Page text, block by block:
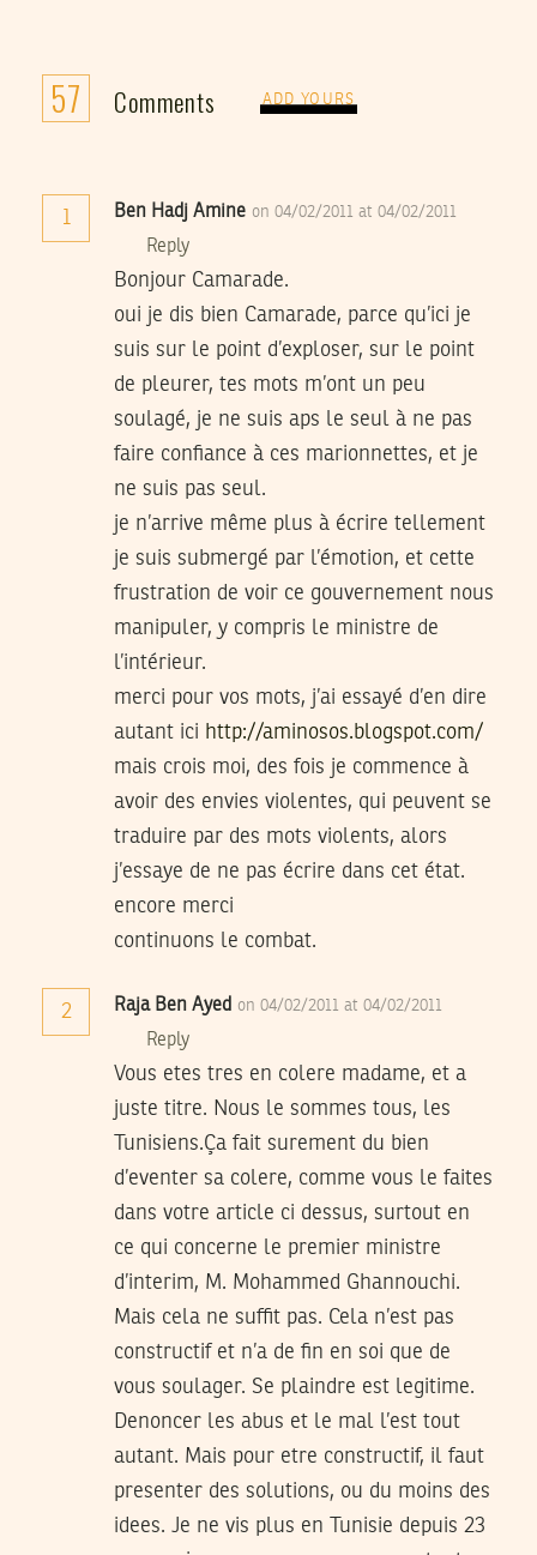
57 Comments ADD YOURS
1 Ben Hadj Amine on 04/02/2011 at 04/02/2011
Reply
Bonjour Camarade.
oui je dis bien Camarade, parce qu’ici je
suis sur le point d’exploser, sur le point
de pleurer, tes mots m’ont un peu
soulagé, je ne suis aps le seul à ne pas
faire confiance à ces marionnettes, et je
ne suis pas seul.
je n’arrive même plus à écrire tellement
je suis submergé par l’émotion, et cette
frustration de voir ce gouvernement nous
manipuler, y compris le ministre de
l’intérieur.
merci pour vos mots, j’ai essayé d’en dire
autant ici http://aminosos.blogspot.com/
mais crois moi, des fois je commence à
avoir des envies violentes, qui peuvent se
traduire par des mots violents, alors
j’essaye de ne pas écrire dans cet état.
encore merci
continuons le combat.
2 Raja Ben Ayed on 04/02/2011 at 04/02/2011
Reply
Vous etes tres en colere madame, et a
juste titre. Nous le sommes tous, les
Tunisiens.Ça fait surement du bien
d’eventer sa colere, comme vous le faites
dans votre article ci dessus, surtout en
ce qui concerne le premier ministre
d’interim, M. Mohammed Ghannouchi.
Mais cela ne suffit pas. Cela n’est pas
constructif et n’a de fin en soi que de
vous soulager. Se plaindre est legitime.
Denoncer les abus et le mal l’est tout
autant. Mais pour etre constructif, il faut
presenter des solutions, ou du moins des
idees. Je ne vis plus en Tunisie depuis 23